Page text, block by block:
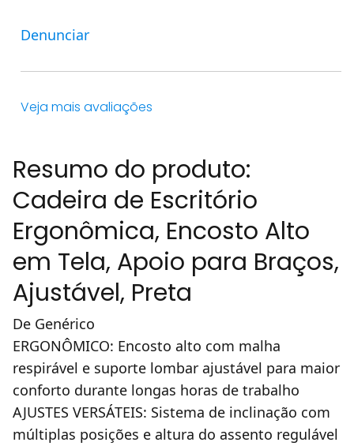
Denunciar
Veja mais avaliações
Resumo do produto:
Cadeira de Escritório
Ergonômica, Encosto Alto
em Tela, Apoio para Braços,
Ajustável, Preta
De Genérico
ERGONÔMICO: Encosto alto com malha
respirável e suporte lombar ajustável para maior
conforto durante longas horas de trabalho
AJUSTES VERSÁTEIS: Sistema de inclinação com
múltiplas posições e altura do assento regulável